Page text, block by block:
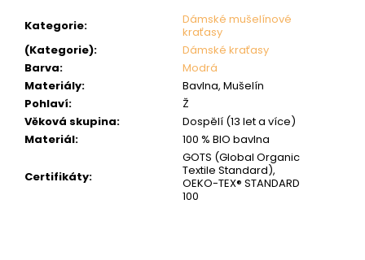
Kategorie:
Dámské mušelínové
kraťasy
(Kategorie):
Dámské kraťasy
Barva:
Modrá
Materiály:
Bavlna, Mušelín
Pohlaví:
Ž
Věková skupina:
Dospělí (13 let a více)
Materiál: 100 % BIO bavlna
Certifikáty:
GOTS (Global Organic
Textile Standard),
OEKO-TEX® STANDARD
100